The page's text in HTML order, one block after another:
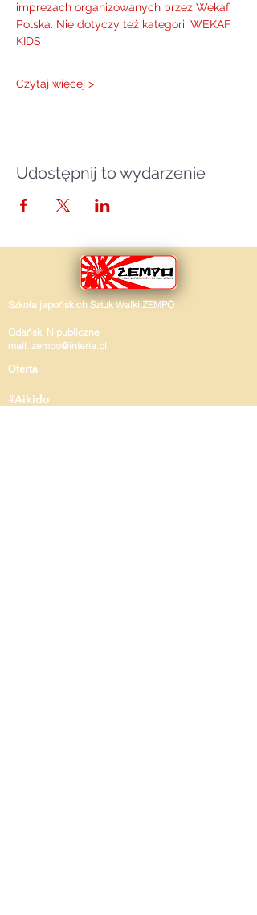
imprezach organizowanych przez Wekaf
Polska. Nie dotyczy też kategorii WEKAF
KIDS
Czytaj więcej >
Udostępnij to wydarzenie
Szkoła japońskich Sztuk Walki ZEMPO
Gdańsk Nipubliczne
mail. zempo@interia.pl
Oferta
#Aikido